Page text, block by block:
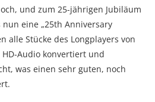
und zum 25-jährigen Jubiläum
eine „25th Anniversary
alle Stücke des Longplayers von
Audio konvertiert und
was einen sehr guten, noch